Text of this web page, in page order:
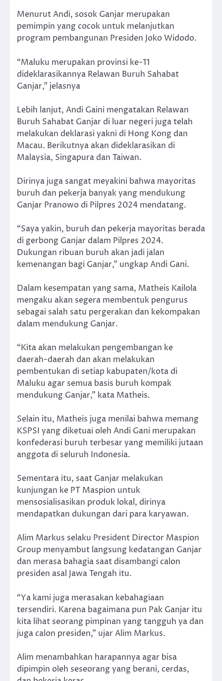
Menurut Andi, sosok Ganjar merupakan
pemimpin yang cocok untuk melanjutkan
program pembangunan Presiden Joko Widodo.
“Maluku merupakan provinsi ke-11
dideklarasikannya Relawan Buruh Sahabat
Ganjar,” jelasnya
Lebih lanjut, Andi Gaini mengatakan Relawan
Buruh Sahabat Ganjar di luar negeri juga telah
melakukan deklarasi yakni di Hong Kong dan
Macau. Berikutnya akan dideklarasikan di
Malaysia, Singapura dan Taiwan.
Dirinya juga sangat meyakini bahwa mayoritas
buruh dan pekerja banyak yang mendukung
Ganjar Pranowo di Pilpres 2024 mendatang.
“Saya yakin, buruh dan pekerja mayoritas berada
di gerbong Ganjar dalam Pilpres 2024.
Dukungan ribuan buruh akan jadi jalan
kemenangan bagi Ganjar,” ungkap Andi Gani.
Dalam kesempatan yang sama, Matheis Kailola
mengaku akan segera membentuk pengurus
sebagai salah satu pergerakan dan kekompakan
dalam mendukung Ganjar.
“Kita akan melakukan pengembangan ke
daerah-daerah dan akan melakukan
pembentukan di setiap kabupaten/kota di
Maluku agar semua basis buruh kompak
mendukung Ganjar,” kata Matheis.
Selain itu, Matheis juga menilai bahwa memang
KSPSI yang diketuai oleh Andi Gani merupakan
konfederasi buruh terbesar yang memiliki jutaan
anggota di seluruh Indonesia.
Sementara itu, saat Ganjar melakukan
kunjungan ke PT Maspion untuk
mensosialisasikan produk lokal, dirinya
mendapatkan dukungan dari para karyawan.
Alim Markus selaku President Director Maspion
Group menyambut langsung kedatangan Ganjar
dan merasa bahagia saat disambangi calon
presiden asal Jawa Tengah itu.
“Ya kami juga merasakan kebahagiaan
tersendiri. Karena bagaimana pun Pak Ganjar itu
kita lihat seorang pimpinan yang tangguh ya dan
juga calon presiden,” ujar Alim Markus.
Alim menambahkan harapannya agar bisa
dipimpin oleh seseorang yang berani, cerdas,